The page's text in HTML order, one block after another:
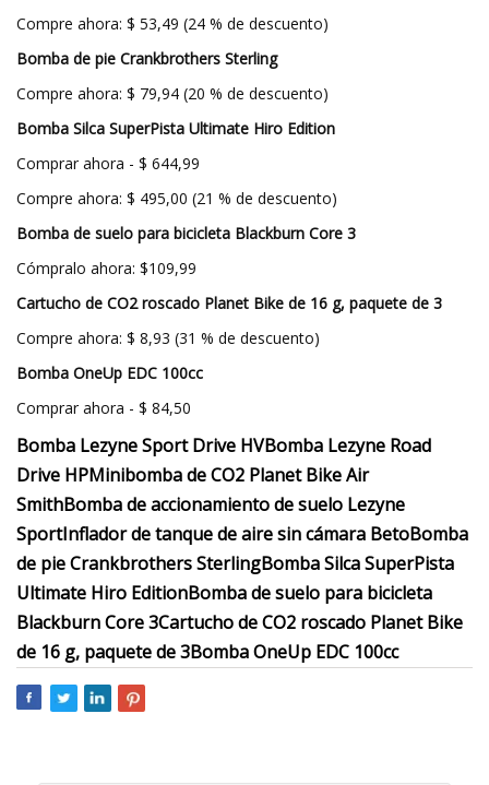
Compre ahora: $ 53,49 (24 % de descuento)
Bomba de pie Crankbrothers Sterling
Compre ahora: $ 79,94 (20 % de descuento)
Bomba Silca SuperPista Ultimate Hiro Edition
Comprar ahora - $ 644,99
Compre ahora: $ 495,00 (21 % de descuento)
Bomba de suelo para bicicleta Blackburn Core 3
Cómpralo ahora: $109,99
Cartucho de CO2 roscado Planet Bike de 16 g, paquete de 3
Compre ahora: $ 8,93 (31 % de descuento)
Bomba OneUp EDC 100cc
Comprar ahora - $ 84,50
Bomba Lezyne Sport Drive HVBomba Lezyne Road
Drive HPMinibomba de CO2 Planet Bike Air
SmithBomba de accionamiento de suelo Lezyne
SportInflador de tanque de aire sin cámara BetoBomba
de pie Crankbrothers SterlingBomba Silca SuperPista
Ultimate Hiro EditionBomba de suelo para bicicleta
Blackburn Core 3Cartucho de CO2 roscado Planet Bike
de 16 g, paquete de 3Bomba OneUp EDC 100cc